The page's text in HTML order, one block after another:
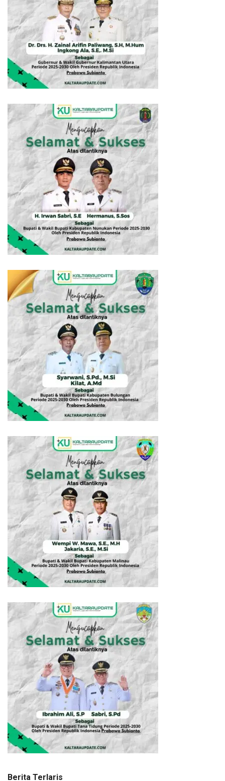
Berita Terlaris